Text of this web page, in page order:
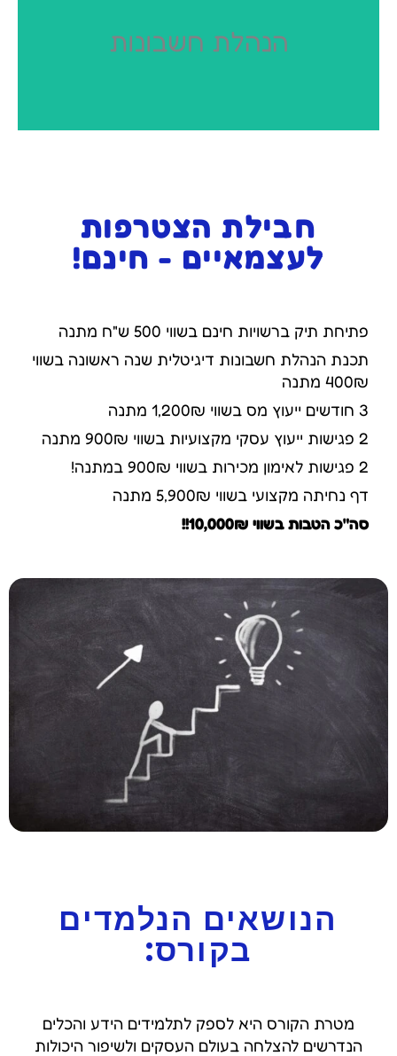
הנהלת חשבונות
שותפים לעסק (מעמ, מס הכנסה, ביטוח לאומי)
חבילת הצטרפות
לעצמאיים - חינם!
פתיחת תיק ברשויות חינם בשווי 500 ש"ח מתנה
תכנת הנהלת חשבונות דיגיטלית שנה ראשונה בשווי
400₪ מתנה
3 חודשים ייעוץ מס בשווי 1,200₪ מתנה
2 פגישות ייעוץ עסקי מקצועיות בשווי 900₪ מתנה
2 פגישות לאימון מכירות בשווי 900₪ במתנה!
דף נחיתה מקצועי בשווי 5,900₪ מתנה
סה"כ הטבות בשווי 10,000₪!!
הנושאים הנלמדים
בקורס:
מטרת הקורס היא לספק לתלמידים הידע והכלים
הנדרשים להצלחה בעולם העסקים ולשיפור היכולות